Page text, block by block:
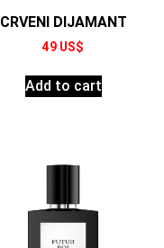
CRVENI DIJAMANT
49 US$
Add to cart